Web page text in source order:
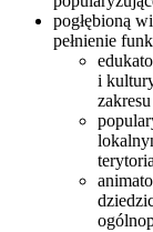
pogłębioną
pełnienie
i